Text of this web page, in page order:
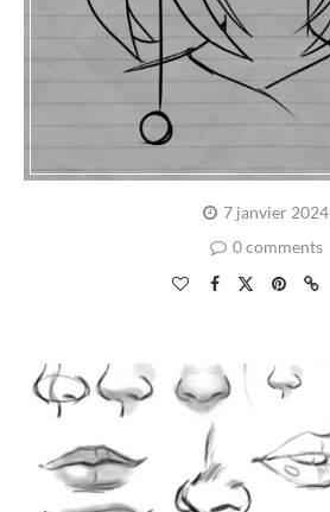
7 janvier 2024
0 comments